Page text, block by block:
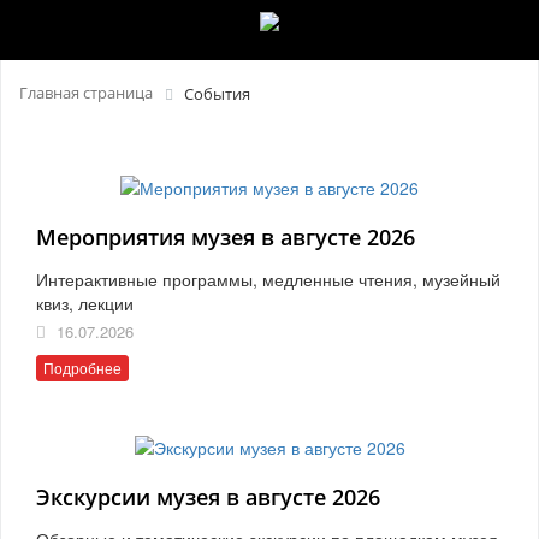
Главная страница События
Мероприятия музея в августе 2026
Интерактивные программы, медленные чтения, музейный
квиз, лекции
16.07.2026
Подробнее
Экскурсии музея в августе 2026